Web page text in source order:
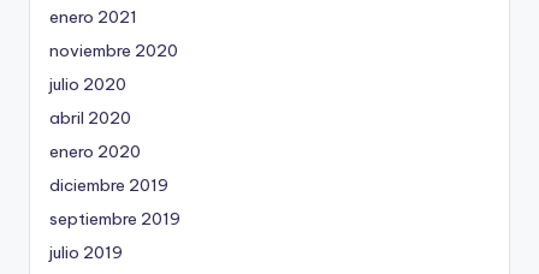
enero 2021
noviembre 2020
julio 2020
abril 2020
enero 2020
diciembre 2019
septiembre 2019
julio 2019